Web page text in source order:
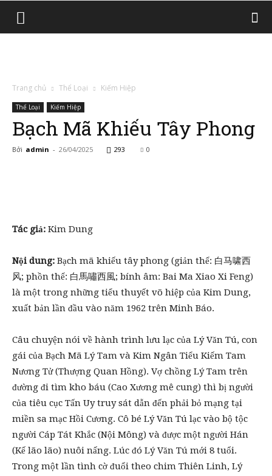
Trang chủ Thể Loại Kiếm Hiệp
Thể Loại Kiếm Hiệp
Bạch Mã Khiếu Tây Phong
Bởi admin - 26/04/2025 293 0
Tác giả: Kim Dung
Nội dung: Bạch mã khiếu tây phong (giản thể: 白马啸西
风; phồn thể: 白馬嘯西風; bính âm: Bai Ma Xiao Xi Feng)
là một trong những tiểu thuyết võ hiệp của Kim Dung,
xuất bản lần đầu vào năm 1962 trên Minh Báo.
Câu chuyện nói về hành trình lưu lạc của Lý Văn Tú, con
gái của Bạch Mã Lý Tam và Kim Ngân Tiểu Kiếm Tam
Nương Tử (Thượng Quan Hồng). Vợ chồng Lý Tam trên
đường đi tìm kho báu (Cao Xương mê cung) thì bị người
của tiêu cục Tấn Uy truy sát dẫn đến phải bỏ mạng tại
miền sa mạc Hồi Cương. Cô bé Lý Văn Tú lạc vào bộ tộc
người Cáp Tát Khắc (Nội Mông) và được một người Hán
(Kế lão lão) nuôi nấng. Lúc đó Lý Văn Tú mới 8 tuổi.
Trong một lần tình cờ đuổi theo chim Thiên Linh, Lý